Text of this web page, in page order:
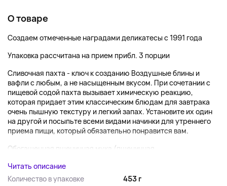
О товаре
Создаем отмеченные наградами деликатесы с 1991 года
Упаковка рассчитана на прием прибл. 3 порции
Сливочная пахта - ключ к созданию Воздушные блины и
вафли с любым, а не насыщенным вкусом. При сочетании с
пищевой содой пахта вызывает химическую реакцию,
которая придает этим классическим блюдам для завтрака
очень пышную текстуру и легкий запах. Установите их один
на другой и посыпьте всеми видами начинки для утреннего
приема пищи, который обязательно понравится вам.
Обогащенная пшеничная мука (пшеничная...
Читать описание
Количество в упаковке
453 г